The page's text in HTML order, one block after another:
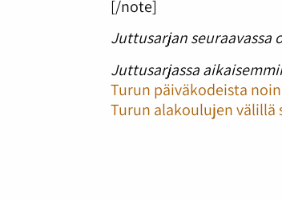
[/note]
Juttusarjan seuraavassa
Juttusarjassa
Turun päiväkodeista
Turun alakoulujen välillä